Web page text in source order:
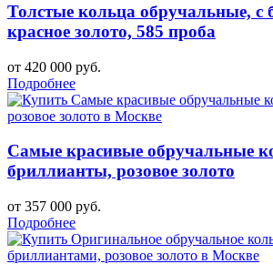
Толстые кольца обручальные, с
красное золото, 585 проба
от 420 000 руб.
Подробнее
Самые красивые обручальные
бриллианты, розовое золото
от 357 000 руб.
Подробнее